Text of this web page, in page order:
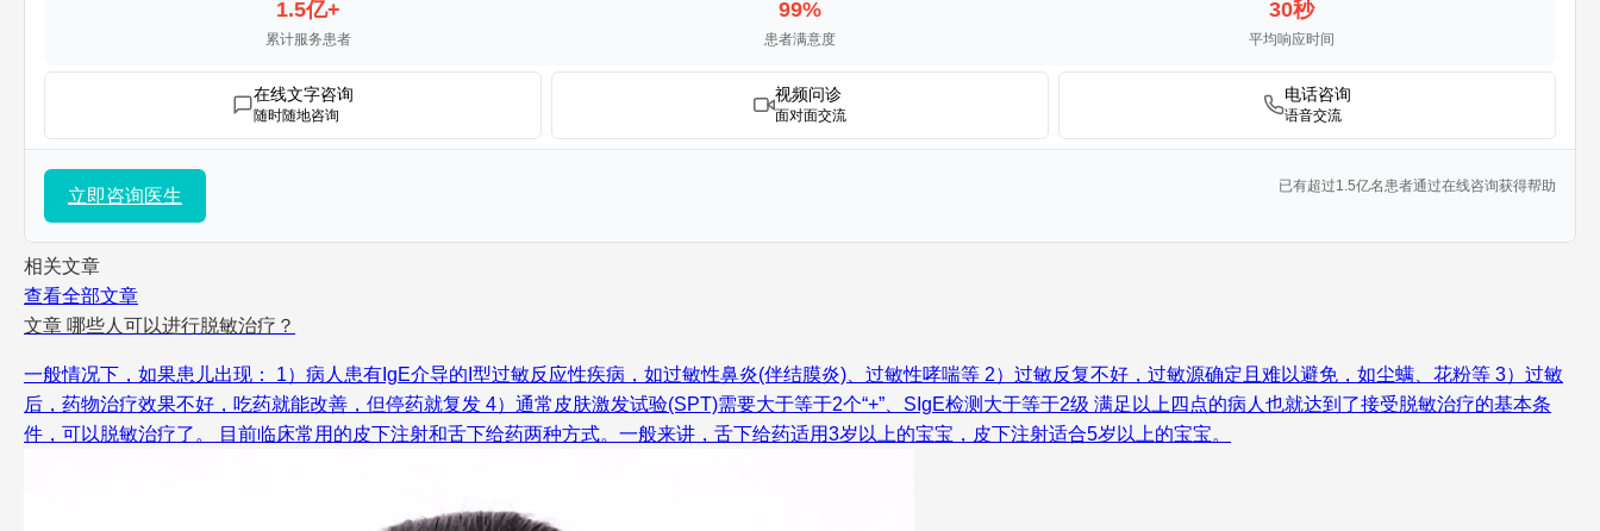
1.5亿+
累计服务患者
99%
患者满意度
30秒
平均响应时间
在线文字咨询
随时随地咨询
视频问诊
面对面交流
电话咨询
语音交流
立即咨询医生 已有超过1.5亿名患者通过在线咨询获得帮助
相关文章
查看全部文章
文章 哪些人可以进行脱敏治疗？
一般情况下，如果患儿出现： 1）病人患有IgE介导的I型过敏反应性疾病，如过敏性鼻炎(伴结膜炎)、过敏性哮喘等 2）过敏反复不好，过敏源确定且难以避免，如尘螨、花粉等 3）过敏
后，药物治疗效果不好，吃药就能改善，但停药就复发 4）通常皮肤激发试验(SPT)需要大于等于2个“+”、SIgE检测大于等于2级 满足以上四点的病人也就达到了接受脱敏治疗的基本条
件，可以脱敏治疗了。 目前临床常用的皮下注射和舌下给药两种方式。一般来讲，舌下给药适用3岁以上的宝宝，皮下注射适合5岁以上的宝宝。